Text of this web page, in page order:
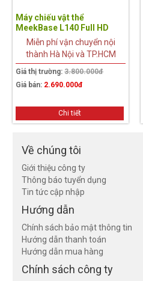
Máy chiếu vật thể
MeekBase L140 Full HD
Miễn phí vận chuyển nội
thành Hà Nội và TP.HCM
Giá thị trường:3.800.000đ
Giá bán: 2.690.000đ
Chi tiết
Về chúng tôi
Giới thiệu công ty
Thông báo tuyển dụng
Tin tức cập nhập
Hướng dẫn
Chính sách bảo mật thông tin
Hướng dẫn thanh toán
Hướng dẫn mua hàng
Chính sách công ty